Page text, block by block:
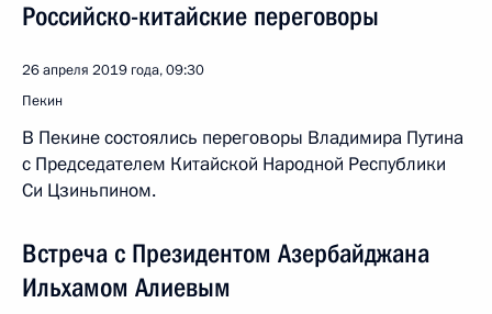
Российско-китайские переговоры
26 апреля 2019 года, 09:30
Пекин
В Пекине состоялись переговоры Владимира Путина
с Председателем Китайской Народной Республики
Си Цзиньпином.
Встреча с Президентом Азербайджана
Ильхамом Алиевым